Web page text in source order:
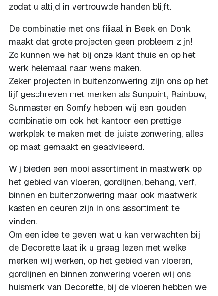
zodat u altijd in vertrouwde handen blijft.
De combinatie met ons filiaal in Beek en Donk
maakt dat grote projecten geen probleem zijn!
Zo kunnen we het bij onze klant thuis en op het
werk helemaal naar wens maken.
Zeker projecten in buitenzonwering zijn ons op het
lijf geschreven met merken als Sunpoint, Rainbow,
Sunmaster en Somfy hebben wij een gouden
combinatie om ook het kantoor een prettige
werkplek te maken met de juiste zonwering, alles
op maat gemaakt en geadviseerd.
Wij bieden een mooi assortiment in maatwerk op
het gebied van vloeren, gordijnen, behang, verf,
binnen en buitenzonwering maar ook maatwerk
kasten en deuren zijn in ons assortiment te
vinden.
Om een idee te geven wat u kan verwachten bij
de Decorette laat ik u graag lezen met welke
merken wij werken, op het gebied van vloeren,
gordijnen en binnen zonwering voeren wij ons
huismerk van Decorette, bij de vloeren hebben we